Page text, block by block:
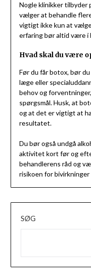
Nogle klinikker tilbyder
vælger at behandle
vigtigt ikke kun at
erfaring bør altid være i
Hvad skal du være
Før du får botox, bør
læge eller
behov og
spørgsmål. Husk, at
og at det er vigtigt at
resultatet.
Du bør også undgå
aktivitet kort før og
behandlerens råd og
risikoen for bivirkninger
SØG